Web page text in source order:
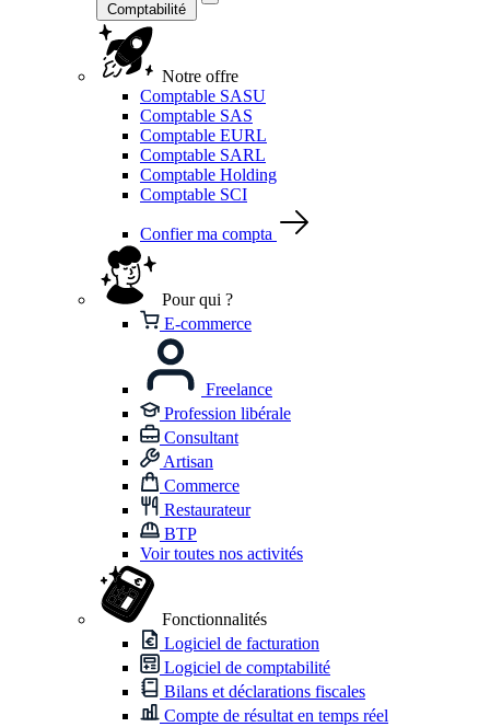
Comptabilité
Notre offre
Comptable SASU
Comptable SAS
Comptable EURL
Comptable SARL
Comptable Holding
Comptable SCI
Confier ma compta
Pour qui ?
E-commerce
Freelance
Profession libérale
Consultant
Artisan
Commerce
Restaurateur
BTP
Voir toutes nos activités
Fonctionnalités
Logiciel de facturation
Logiciel de comptabilité
Bilans et déclarations fiscales
Compte de résultat en temps réel